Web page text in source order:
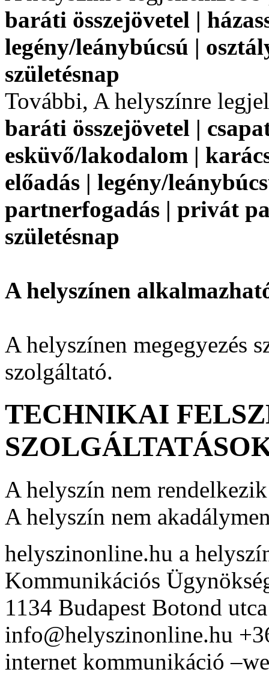
baráti összejövetel |
legény/leánybúcsú |
születésnap
További, A helyszínre
baráti összejövetel |
esküvő/lakodalom |
előadás | legény/
partnerfogadás | privát
születésnap
A helyszínen
A helyszínen megegyezés
szolgáltató.
TECHNIKAI
A helyszín nem
A helyszín nem
helyszinonline.hu a
Kommunikációs
1134 Budapest Botond
info@helyszinonline.hu
internet kommunikáció